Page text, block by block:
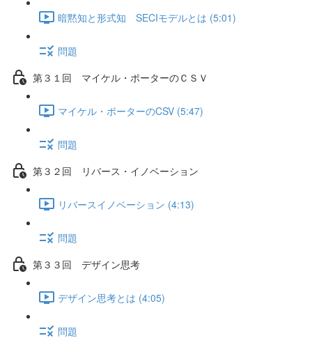
暗黙知と形式知 SECIモデルとは (5:01)
問題
第３１回 マイケル・ポーターのＣＳＶ
マイケル・ポーターのCSV (5:47)
問題
第３２回 リバース・イノベーション
リバースイノベーション (4:13)
問題
第３３回 デザイン思考
デザイン思考とは (4:05)
問題